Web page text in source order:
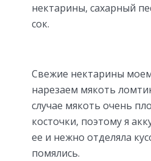
нектарины, сахарный
сок.
Свежие нектарины
нарезаем мякоть
случае мякоть очень
косточки, поэтому я
ее и нежно отделяла
помялись.